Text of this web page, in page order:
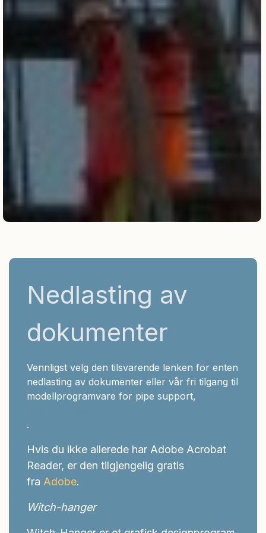
Nedlasting av
dokumenter
Vennligst velg den tilsvarende lenken for enten
nedlasting av dokumenter eller vår fri tilgang til
modellprogramvare for pipe support,
.
Hvis du ikke allerede har Adobe Acrobat
Reader, er den tilgjengelig gratis
fra Adobe.
Witch-hanger